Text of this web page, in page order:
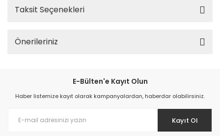
Taksit Seçenekleri
Önerileriniz
E-Bülten'e Kayıt Olun
Haber listemize kayıt olarak kampanyalardan, haberdar olabilirsiniz.
Kayıt Ol